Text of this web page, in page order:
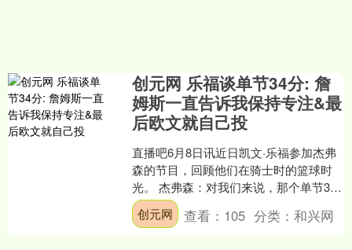
创元网 乐福谈单节34分: 詹
姆斯一直告诉我保持专注&最
后欧文就自己投
直播吧6月8日讯近日凯文·乐福参加杰弗
森的节目，回顾他们在骑士时的篮球时
光。 杰弗森：对我们来说，那个单节34
分的时刻感觉是你应得的。那个至今仍
让人难忘的时刻是....
创元网 查看： 105 分类：和兴网